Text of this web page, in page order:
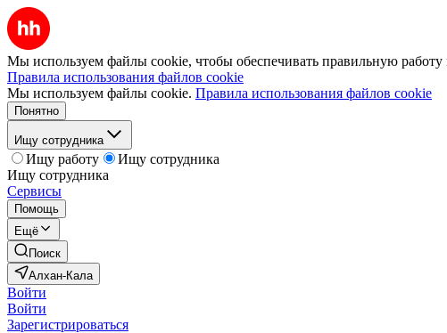
Мы используем файлы cookie, чтобы обеспечивать правильную работу
Правила использования файлов cookie
Мы используем файлы cookie. Правила использования файлов cookie
Понятно
Ищу сотрудника
Ищу работу
Ищу сотрудника
Ищу сотрудника
Сервисы
Помощь
Ещё
Поиск
Алхан-Кала
Войти
Войти
Зарегистрироваться